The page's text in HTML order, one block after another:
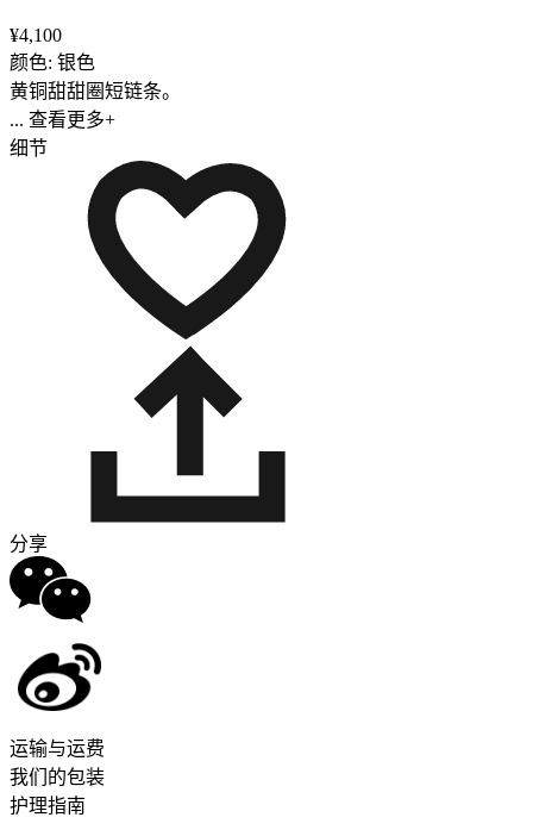
¥4,100
颜色: 银色
黄铜甜甜圈短链条。
... 查看更多+
细节
分享
运输与运费
我们的包装
护理指南